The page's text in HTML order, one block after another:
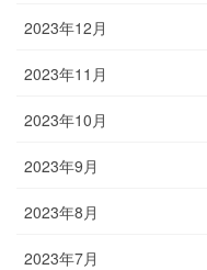
2023年12月
2023年11月
2023年10月
2023年9月
2023年8月
2023年7月